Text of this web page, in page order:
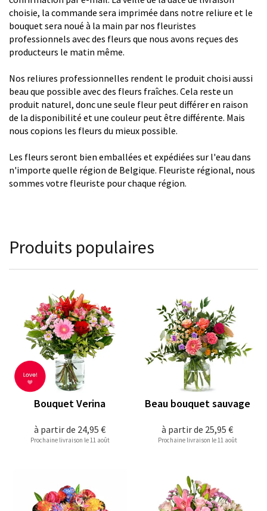
choisie, la commande sera imprimée dans notre reliure et le
bouquet sera noué à la main par nos fleuristes
professionnels avec des fleurs que nous avons reçues des
producteurs le matin même.
Nos reliures professionnelles rendent le produit choisi aussi
beau que possible avec des fleurs fraîches. Cela reste un
produit naturel, donc une seule fleur peut différer en raison
de la disponibilité et une couleur peut être différente. Mais
nous copions les fleurs du mieux possible.
Les fleurs seront bien emballées et expédiées sur l'eau dans
n'importe quelle région de Belgique. Fleuriste régional, nous
sommes votre fleuriste pour chaque région.
Produits populaires
à partir de 24,95 €
Bouquet Verina
Prochaine livraison le 11 août
à partir de 25,95 €
Beau bouquet sauvage
Prochaine livraison le 11 août